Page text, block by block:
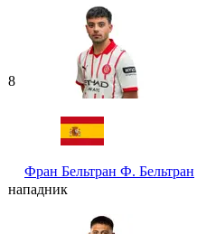
8
Фран Бельтран Ф. Бельтран
нападник